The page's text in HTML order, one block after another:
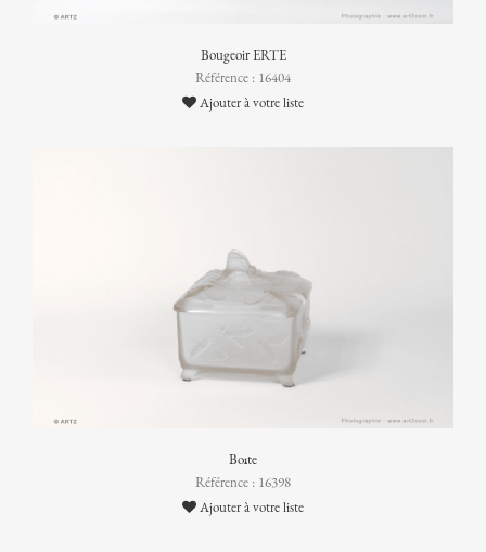
Bougeoir ERTE
Référence : 16404
Ajouter à votre liste
Boîte
Référence : 16398
Ajouter à votre liste